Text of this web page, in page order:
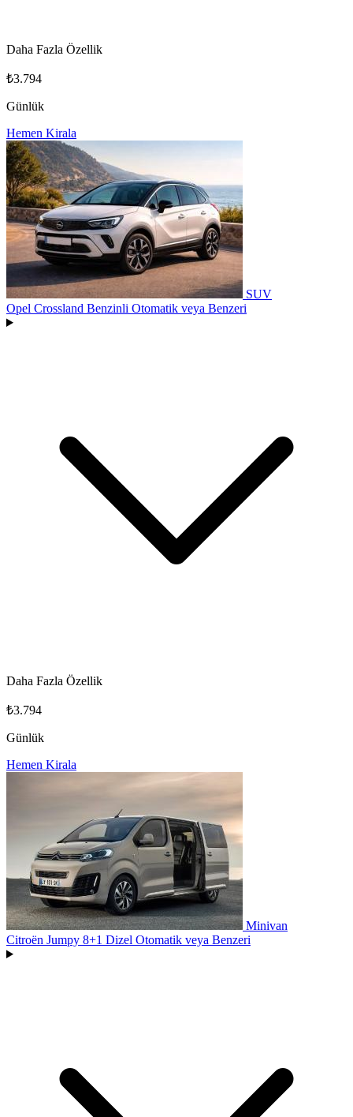
Daha Fazla Özellik
₺3.794
Günlük
Hemen Kirala
SUV
Opel Crossland Benzinli Otomatik veya Benzeri
Daha Fazla Özellik
₺3.794
Günlük
Hemen Kirala
Minivan
Citroën Jumpy 8+1 Dizel Otomatik veya Benzeri